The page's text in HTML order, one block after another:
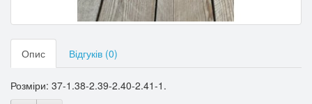
Опис Відгуків (0)
Розміри: 37-1.38-2.39-2.40-2.41-1.